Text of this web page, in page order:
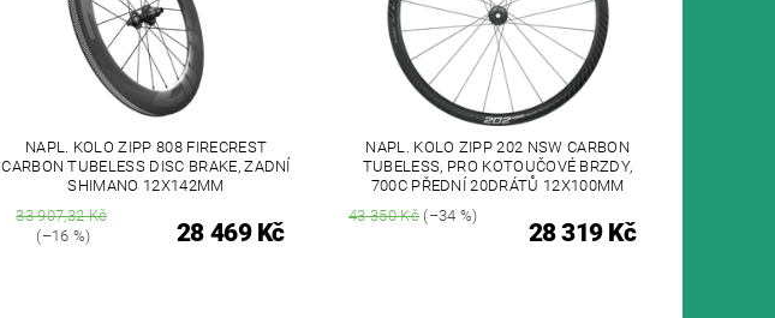
NAPL. KOLO ZIPP 808 FIRECREST
CARBON TUBELESS DISC BRAKE, ZADNÍ
SHIMANO 12X142MM
33 907,32 Kč
(–16 %)
28 469 Kč
NAPL. KOLO ZIPP 202 NSW CARBON
TUBELESS, PRO KOTOUČOVÉ BRZDY,
700C PŘEDNÍ 20DRÁTŮ 12X100MM
43 350 Kč(–34 %)
28 319 Kč